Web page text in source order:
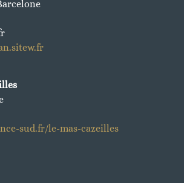
sud.fr/le-mas-cazeilles